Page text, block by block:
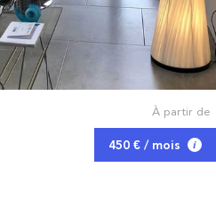
À partir de
450 € / mois